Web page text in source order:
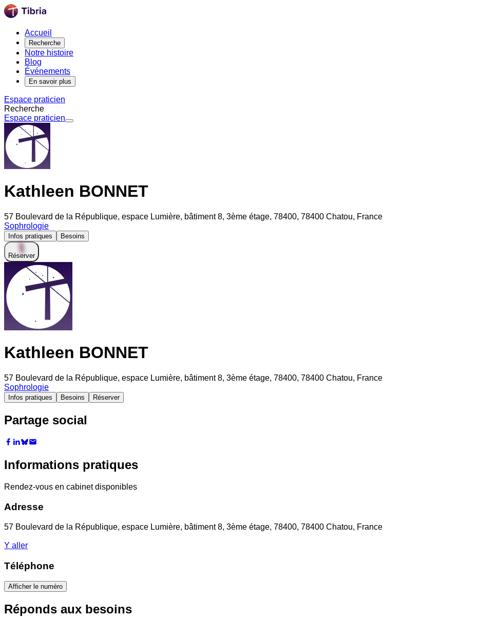
Accueil
Recherche
Notre histoire
Blog
Événements
En savoir plus
Espace praticien
Recherche
Espace praticien
Kathleen BONNET
57 Boulevard de la République, espace Lumière, bâtiment 8, 3ème étage, 78400, 78400 Chatou, France
Sophrologie
Infos pratiques Besoins
Réserver
Kathleen BONNET
57 Boulevard de la République, espace Lumière, bâtiment 8, 3ème étage, 78400, 78400 Chatou, France
Sophrologie
Infos pratiques Besoins Réserver
Partage social
Informations pratiques
Rendez-vous en cabinet disponibles
Adresse
57 Boulevard de la République, espace Lumière, bâtiment 8, 3ème étage, 78400, 78400 Chatou, France
Y aller
Téléphone
Afficher le numéro
Réponds aux besoins